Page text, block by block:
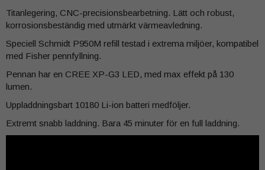
Titanlegering, CNC-precisionsbearbetning. Lätt och robust,
korrosionsbeständig med utmärkt värmeavledning.
Speciell Schmidt P950M refill testad i extrema miljöer, kompatibel
med Fisher pennfyllning.
Pennan har en CREE XP-G3 LED, med max effekt på 130
lumen.
Uppladdningsbart 10180 Li-ion batteri medföljer.
Extremt snabb laddning. Bara 45 minuter för en full laddning.